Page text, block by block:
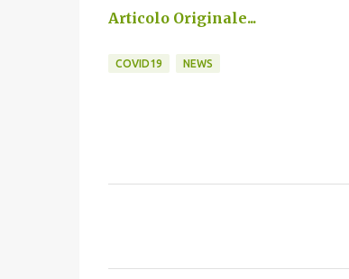
Articolo Originale...
COVID19 NEWS